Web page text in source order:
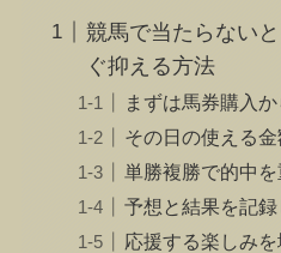
競馬で当たらない
ぐ抑える方法
まずは馬券購入
その日の使える
単勝複勝で的中
予想と結果を記
応援する楽しみ